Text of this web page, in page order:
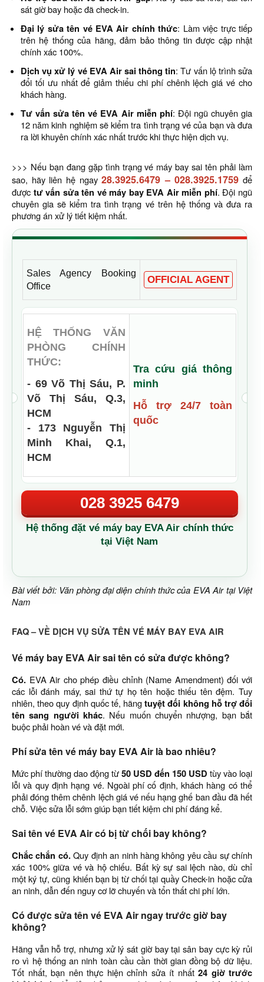
sát giờ bay hoặc đã check-in.
Đại lý sửa tên vé EVA Air chính thức: Làm việc trực tiếp
trên hệ thống của hãng, đảm bảo thông tin được cập nhật
chính xác 100%.
Dịch vụ xử lý vé EVA Air sai thông tin: Tư vấn lộ trình sửa
đổi tối ưu nhất để giảm thiểu chi phí chênh lệch giá vé cho
khách hàng.
Tư vấn sửa tên vé EVA Air miễn phí: Đội ngũ chuyên gia
12 năm kinh nghiệm sẽ kiểm tra tình trạng vé của bạn và đưa
ra lời khuyên chính xác nhất trước khi thực hiện dịch vụ.
>>> Nếu bạn đang gặp tình trạng vé máy bay sai tên phải làm
sao, hãy liên hệ ngay28.3925.6479 –028.3925.1759 để
được tư vấn sửa tên vé máy bay EVA Air miễn phí. Đội ngũ
chuyên gia sẽ kiểm tra tình trạng vé trên hệ thống và đưa ra
phương án xử lý tiết kiệm nhất.
Sales Agency Booking
Office
OFFICIAL AGENT
HỆ THỐNG VĂN
PHÒNG CHÍNH
THỨC:
- 69 Võ Thị Sáu, P.
Võ Thị Sáu, Q.3,
HCM
- 173 Nguyễn Thị
Minh Khai, Q.1,
HCM
Tra cứu giá thông
minh
Hỗ trợ 24/7 toàn
quốc
028 3925 6479
Hệ thống đặt vé máy bay EVA Air chính thức
tại Việt Nam
Bài viết bởi: Văn phòng đại diện chính thức của EVA Air tại Việt
Nam
FAQ – VỀ DỊCH VỤ SỬA TÊN VÉ MÁY BAY EVA AIR
Vé máy bay EVA Air sai tên có sửa được không?
Có. EVA Air cho phép điều chỉnh (Name Amendment) đối với
các lỗi đánh máy, sai thứ tự họ tên hoặc thiếu tên đệm. Tuy
nhiên, theo quy định quốc tế, hãngtuyệt đối không hỗ trợ đổi
tên sang người khác. Nếu muốn chuyển nhượng, bạn bắt
buộc phải hoàn vé và đặt mới.
Phí sửa tên vé máy bay EVA Air là bao nhiêu?
Mức phí thường dao động từ50 USD đến 150 USD tùy vào loại
lỗi và quy định hạng vé. Ngoài phí cố định, khách hàng có thể
phải đóng thêm chênh lệch giá vé nếu hạng ghế ban đầu đã hết
chỗ. Việc sửa lỗi sớm giúp bạn tiết kiệm chi phí đáng kể.
Sai tên vé EVA Air có bị từ chối bay không?
Chắc chắn có.Quy định an ninh hàng không yêu cầu sự chính
xác 100% giữa vé và hộ chiếu. Bất kỳ sự sai lệch nào, dù chỉ
một ký tự, cũng khiến bạn bị từ chối tại quầy Check-in hoặc cửa
an ninh, dẫn đến nguy cơ lỡ chuyến và tổn thất chi phí lớn.
Có được sửa tên vé EVA Air ngay trước giờ bay
không?
Hãng vẫn hỗ trợ, nhưng xử lý sát giờ bay tại sân bay cực kỳ rủi
ro vì hệ thống an ninh toàn cầu cần thời gian đồng bộ dữ liệu.
Tốt nhất, bạn nên thực hiện chỉnh sửa ít nhất 24 giờ trước